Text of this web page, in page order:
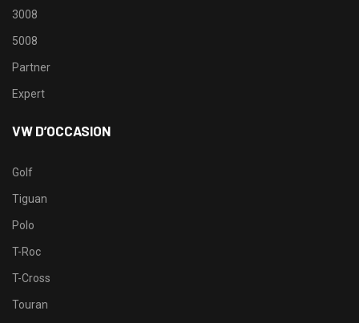
3008
5008
Partner
Expert
VW D’OCCASION
Golf
Tiguan
Polo
T-Roc
T-Cross
Touran